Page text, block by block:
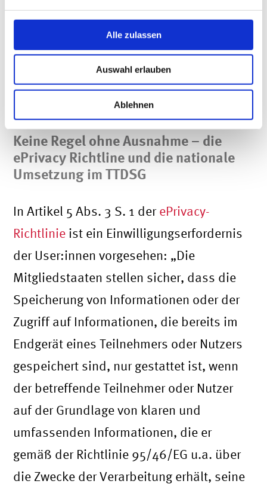
Alle zulassen
Auswahl erlauben
Ablehnen
Informationen auf seinen Endgeräten.
Darum steht in § 26 TTDSG eine Regelung
über Dienste, die Einwilligungen der
User:innen technisch verwalten.
Keine Regel ohne Ausnahme – die
ePrivacy Richtline und die nationale
Umsetzung im TTDSG
In Artikel 5 Abs. 3 S. 1 der ePrivacy-
Richtlinie ist ein Einwilligungserfordernis
der User:innen vorgesehen: „Die
Mitgliedstaaten stellen sicher, dass die
Speicherung von Informationen oder der
Zugriff auf Informationen, die bereits im
Endgerät eines Teilnehmers oder Nutzers
gespeichert sind, nur gestattet ist, wenn
der betreffende Teilnehmer oder Nutzer
auf der Grundlage von klaren und
umfassenden Informationen, die er
gemäß der Richtlinie 95/46/EG u.a. über
die Zwecke der Verarbeitung erhält, seine